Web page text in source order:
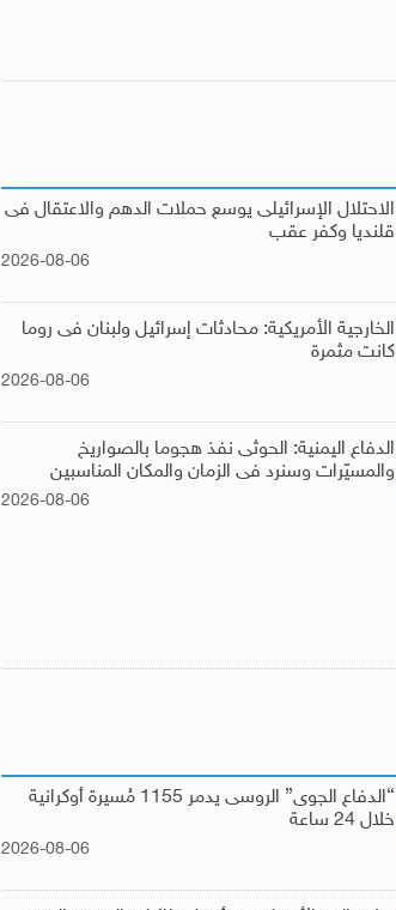
الاحتلال الإسرائيلى يوسع حملات الدهم والاعتقال فى
قلنديا وكفر عقب
2026-08-06
الخارجية الأمريكية: محادثات إسرائيل ولبنان فى روما
كانت مثمرة
2026-08-06
الدفاع اليمنية: الحوثى نفذ هجوما بالصواريخ
والمسيّرات وسنرد فى الزمان والمكان المناسبين
2026-08-06
“الدفاع الجوى” الروسى يدمر 1155 مُسيرة أوكرانية
خلال 24 ساعة
2026-08-06